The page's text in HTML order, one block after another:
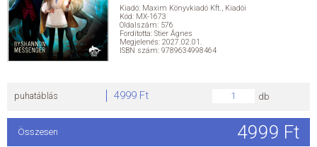
Kiadó: Maxim Könyvkiadó Kft., Kiadói
Kód: MX-1673
Oldalszám: 576
Fordította: Stier Ágnes
Megjelenés: 2027.02.01.
ISBN szám: 9789634998464
puhatáblás 4999 Ft db
Összesen 4999 Ft
E-KÖNYVEK
SEGÍTHETEK?
HÍREK